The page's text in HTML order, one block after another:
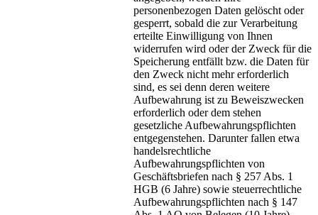
personenbezogen Daten gelöscht oder
gesperrt, sobald die zur Verarbeitung
erteilte Einwilligung von Ihnen
widerrufen wird oder der Zweck für die
Speicherung entfällt bzw. die Daten für
den Zweck nicht mehr erforderlich
sind, es sei denn deren weitere
Aufbewahrung ist zu Beweiszwecken
erforderlich oder dem stehen
gesetzliche Aufbewahrungspflichten
entgegenstehen. Darunter fallen etwa
handelsrechtliche
Aufbewahrungspflichten von
Geschäftsbriefen nach § 257 Abs. 1
HGB (6 Jahre) sowie steuerrechtliche
Aufbewahrungspflichten nach § 147